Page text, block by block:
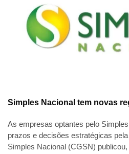
Simples Nacional tem novas
As empresas optantes pelo
prazos e decisões estratégicas
Simples Nacional (CGSN)